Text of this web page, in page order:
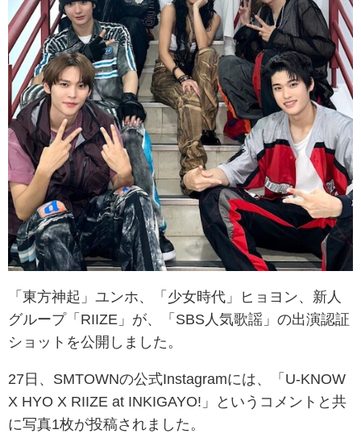
「東方神起」ユンホ、「少女時代」ヒョヨン、新人
グループ「RIIZE」が、「SBS人気歌謡」の出演認証
ショットを公開しました。
27日、SMTOWNの公式Instagramには、「U-KNOW
X HYO X RIIZE at INKIGAYO!」というコメントと共
に写真1枚が投稿されました。